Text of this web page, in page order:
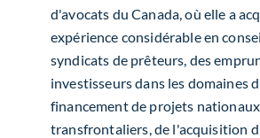
d'avocats du Canada, où elle a
expérience considérable en
syndicats de prêteurs, des
investisseurs dans les domaines
financement de projets
transfrontaliers, de l'acquisition